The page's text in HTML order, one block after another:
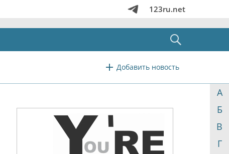
123ru.net
Добавить новость
А
Б
В
Г